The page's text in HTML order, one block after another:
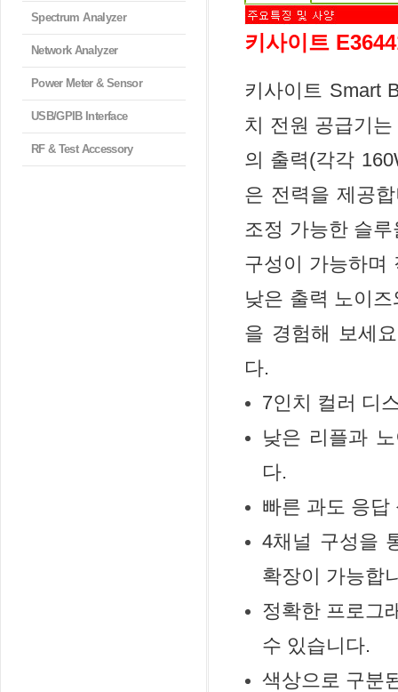
Spectrum Analyzer
Network Analyzer
Power Meter & Sensor
USB/GPIB Interface
RF & Test Accessory
키사이트
키사이트 Smart
치 전원 공급기
의 출력(각각
은 전력을 제공
조정 가능한 슬
구성이 가능하며
낮은 출력 노이
을 경험해 보세
다.
7인치 컬러 디
낮은 리플과
다.
빠른 과도 응답
4채널 구성을
확장이 가능합
정확한 프로그
수 있습니다.
색상으로 구분